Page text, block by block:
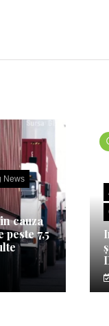
News
cauza
7,5